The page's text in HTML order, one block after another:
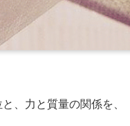
、力と質量の関係を、